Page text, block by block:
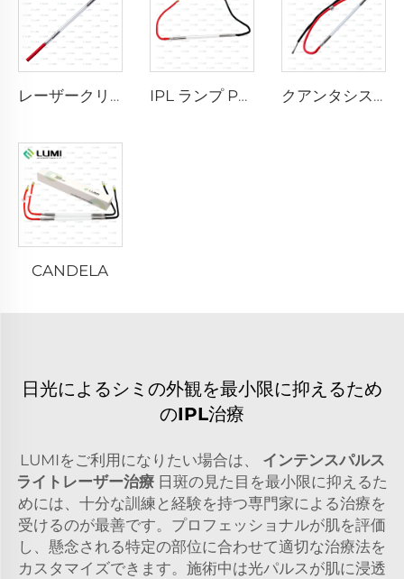
レーザークリプトンランプ L2021-7×65×130 mm IPL ランプ P2021-7×65×130 mm クアンタシステム
CANDELA
日光によるシミの外観を最小限に抑えるため
のIPL治療
LUMIをご利用になりたい場合は、 インテンスパルス
ライトレーザー治療 日斑の見た目を最小限に抑えるた
めには、十分な訓練と経験を持つ専門家による治療を
受けるのが最善です。プロフェッショナルが肌を評価
し、懸念される特定の部位に合わせて適切な治療法を
カスタマイズできます。施術中は光パルスが肌に浸透